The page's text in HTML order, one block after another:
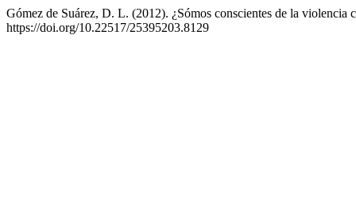
Gómez de Suárez, D. L. (2012). ¿Sómos conscientes de la violencia
https://doi.org/10.22517/25395203.8129